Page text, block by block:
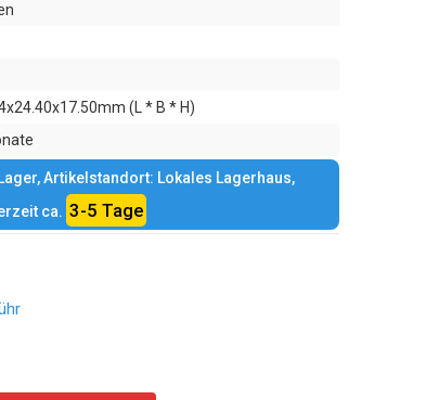
(L * B * H)
Artikelstandort: Lokales Lagerhaus,
ca. 3-5 Tage